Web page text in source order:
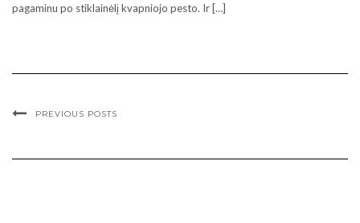
pagaminu po stiklainėlį kvapniojo pesto. Ir […]
PREVIOUS POSTS